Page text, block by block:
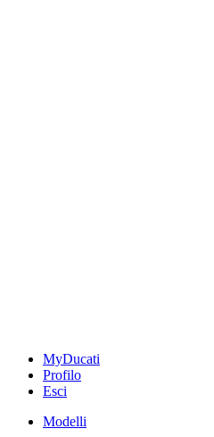
MyDucati
Profilo
Esci
Modelli